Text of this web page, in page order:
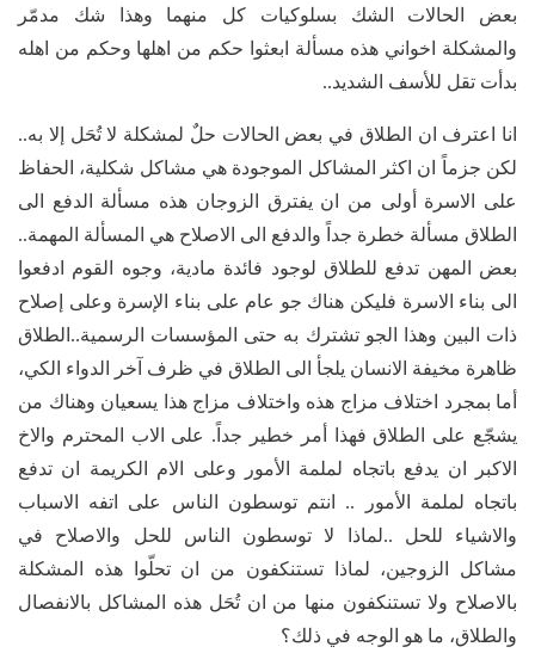
بعض الحالات الشك بسلوكيات كل منهما وهذا شك مدمّر
والمشكلة اخواني هذه مسألة ابعثوا حكم من اهلها وحكم من اهله
بدأت تقل للأسف الشديد..
انا اعترف ان الطلاق في بعض الحالات حلٌ لمشكلة لا تُحَل إلا به..
لكن جزماً ان اكثر المشاكل الموجودة هي مشاكل شكلية، الحفاظ
على الاسرة أولى من ان يفترق الزوجان هذه مسألة الدفع الى
الطلاق مسألة خطرة جداً والدفع الى الاصلاح هي المسألة المهمة..
بعض المهن تدفع للطلاق لوجود فائدة مادية، وجوه القوم ادفعوا
الى بناء الاسرة فليكن هناك جو عام على بناء الإسرة وعلى إصلاح
ذات البين وهذا الجو تشترك به حتى المؤسسات الرسمية..الطلاق
ظاهرة مخيفة الانسان يلجأ الى الطلاق في ظرف آخر الدواء الكي،
أما بمجرد اختلاف مزاج هذه واختلاف مزاج هذا يسعيان وهناك من
يشجّع على الطلاق فهذا أمر خطير جداً. على الاب المحترم والاخ
الاكبر ان يدفع باتجاه لملمة الأمور وعلى الام الكريمة ان تدفع
باتجاه لملمة الأمور .. انتم توسطون الناس على اتفه الاسباب
والاشياء للحل ..لماذا لا توسطون الناس للحل والاصلاح في
مشاكل الزوجين، لماذا تستنكفون من ان تحلّوا هذه المشكلة
بالاصلاح ولا تستنكفون منها من ان تُحَل هذه المشاكل بالانفصال
والطلاق، ما هو الوجه في ذلك؟